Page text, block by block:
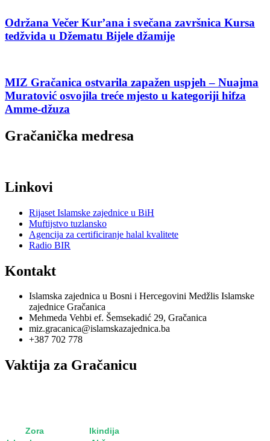
Održana Večer Kur’ana i svečana završnica Kursa
tedžvida u Džematu Bijele džamije
MIZ Gračanica ostvarila zapažen uspjeh – Nuajma
Muratović osvojila treće mjesto u kategoriji hifza
Amme-džuza
Gračanička medresa
Linkovi
Rijaset Islamske zajednice u BiH
Muftijstvo tuzlansko
Agencija za certificiranje halal kvalitete
Radio BIR
Kontakt
Islamska zajednica u Bosni i Hercegovini Medžlis Islamske
zajednice Gračanica
Mehmeda Vehbi ef. Šemsekadić 29, Gračanica
miz.gracanica@islamskazajednica.ba
+387 702 778
Vaktija za Gračanicu
Zora Ikindija